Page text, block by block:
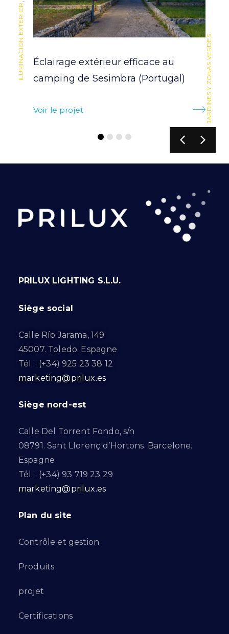
ILUMINACIÓN EXTERIOR
,
Éclairage extérieur efficace au
camping de Sesimbra (Portugal)
Voir le projet JARDINES Y ZONAS VERDES
PRILUX LIGHTING S.L.U.
Siège social
Calle Río Jarama, 149
45007. Toledo. Espagne
Tél. : (+34) 925 23 38 12
marketing@prilux.es
Siège nord-est
Calle Del Torrent Fondo, s/n
08791. Sant Llorenç d’Hortons. Barcelone.
Espagne
Tél. : (+34) 93 719 23 29
marketing@prilux.es
Plan du site
Contrôle et gestion
Produits
projet
Certifications